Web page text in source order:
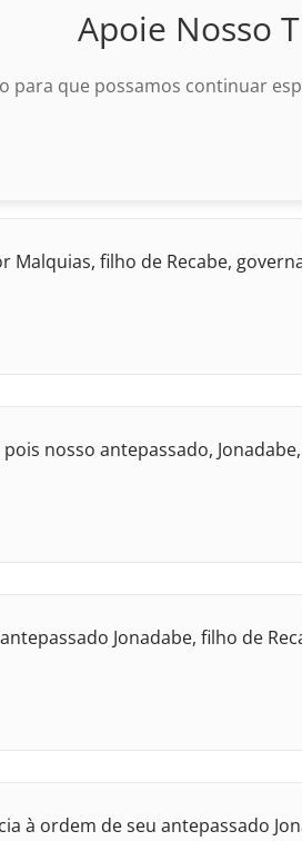
Apoie Nosso
para que possamos continuar
filho de Recabe,
nosso antepassado,
Jonadabe, filho de
à ordem de seu antepassado